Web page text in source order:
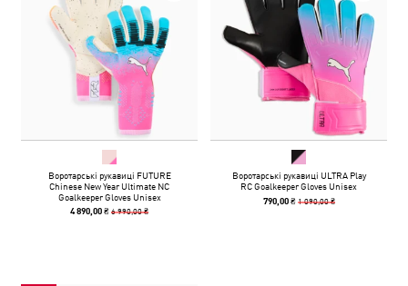
Воротарські рукавиці FUTURE
Chinese New Year Ultimate NC
Goalkeeper Gloves Unisex
4 890,00 ₴6 990,00 ₴
Воротарські рукавиці ULTRA Play
RC Goalkeeper Gloves Unisex
790,00 ₴ 1 090,00 ₴